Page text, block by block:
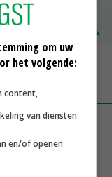
daalt licht in
om uw
het volgende:
content,
van diensten
en/of openen